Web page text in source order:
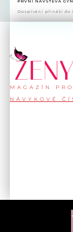
Dospívání přináší do
MAGAZÍN
NÁVYKOVÉ